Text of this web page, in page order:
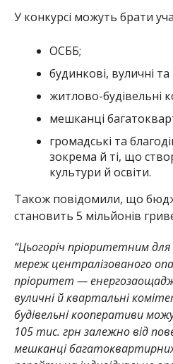
У конкурсі можуть брати
ОСББ;
будинкові, вуличні
житлово-будівельні
мешканці
громадські та
зокрема й ті, що
культури й освіти.
Також повідомили, що
становить 5 мільйонів
“Цьогоріч пріоритетним для
мереж централізованого
пріоритет —
вуличні й квартальні
будівельні кооперативи
105 тис. грн залежно від
мешканці багатоквартирних